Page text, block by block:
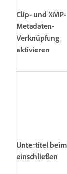
Clip- und XMP-
Metadaten-
Verknüpfung
aktivieren
Untertitel
einschließen